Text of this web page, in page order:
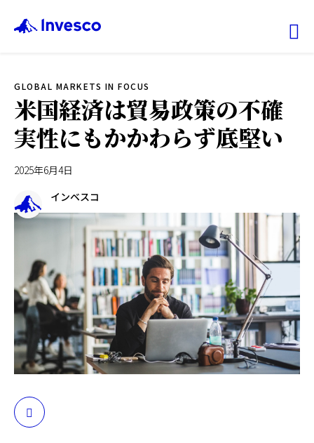
ファンド情報
マーケット情報
会社情報
機関投資家
日本
GLOBAL MARKETS IN FOCUS
米国経済は貿易政策の不確
実性にもかかわらず底堅い
2025年6月4日
インベスコ